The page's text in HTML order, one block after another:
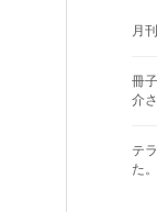
月
冊
介
テ
た。